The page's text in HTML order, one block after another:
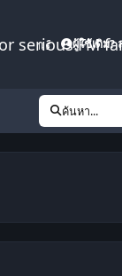
serious FM
เพิ่มเติม ผู้ใช้เดิม?
ค้นหา...